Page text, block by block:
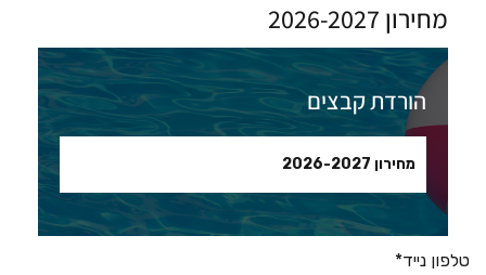
מחירון 2026-2027
הורדת קבצים
מחירון 2026-2027
טלפון נייד*